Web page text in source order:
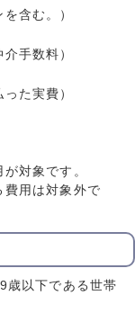
含む。）
手数料）
た実費）
対象です。
用は対象外で
歳以下である世帯